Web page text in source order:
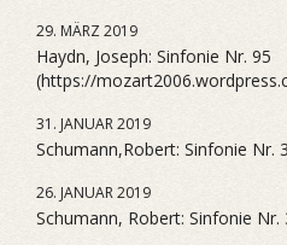
29. MÄRZ 2019
Haydn, Joseph: Sinfonie Nr. 95
(https://
31. JANUAR 2019
Schumann,Robert: Sinfonie Nr.
26. JANUAR 2019
Schumann, Robert: Sinfonie Nr.